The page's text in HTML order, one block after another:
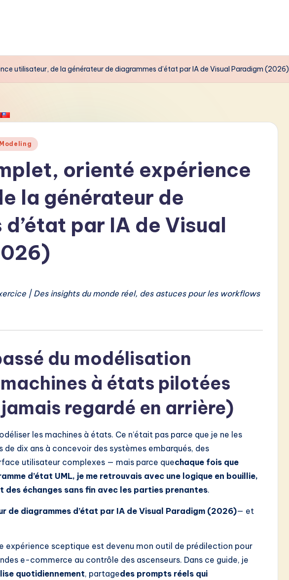
utilisateur, de la générateur de diagrammes d’état par IA de Visual Paradigm (2026)
orienté expérience
la générateur de
par IA de Visual
| Des insights du monde réel, des astuces pour les workflows
du modélisation
à états pilotées
jamais regardé en arrière)
les machines à états. Ce n’était pas parce que je ne les
de dix ans à concevoir des systèmes embarqués, des
utilisateur complexes — mais parce quechaque fois que
d’état UML, je me retrouvais avec une logique en bouillie,
des échanges sans fin avec les parties prenantes.
de diagrammes d’état par IA de Visual Paradigm (2026)— et
expérience sceptique est devenu mon outil de prédilection pour
e-commerce au contrôle des ascenseurs. Dans ce guide, je
quotidiennement, partagedes prompts réels qui